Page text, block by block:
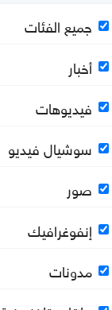
جميع الفئات
أخبار
فيديوهات
سوشيال فيديو
صور
إنفوغرافيك
مدونات